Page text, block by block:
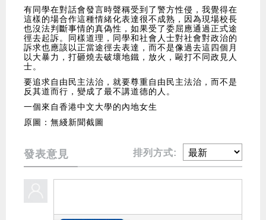
有同學在對話會發言時聲稱受到了警方性侵，我覺得在
這樣的場合作這種情緒化表達很不成熟，因為現場校長
也沒法判斷事情的真偽性，如果受了委屈應通過正式途
徑去起訴。同樣道理，同學和社會人士對社會對政治的
訴求也應該以正當途徑去表達，而不是像過去這四個月
以大暴力，打砸燒去破壞地鐵，放火，毆打不同政見人
士。
要追求自由民主法治，就要尊重自由民主法治，而不是
反其道而行，變成了最不講道德的人。
一個來自香港中文大學的內地女生
原圖：無綫新聞截圖
發表意見 排列方式: